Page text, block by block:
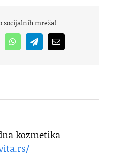
socijalnih mreža!
WhatsAppTelegramEmail
kozmetika